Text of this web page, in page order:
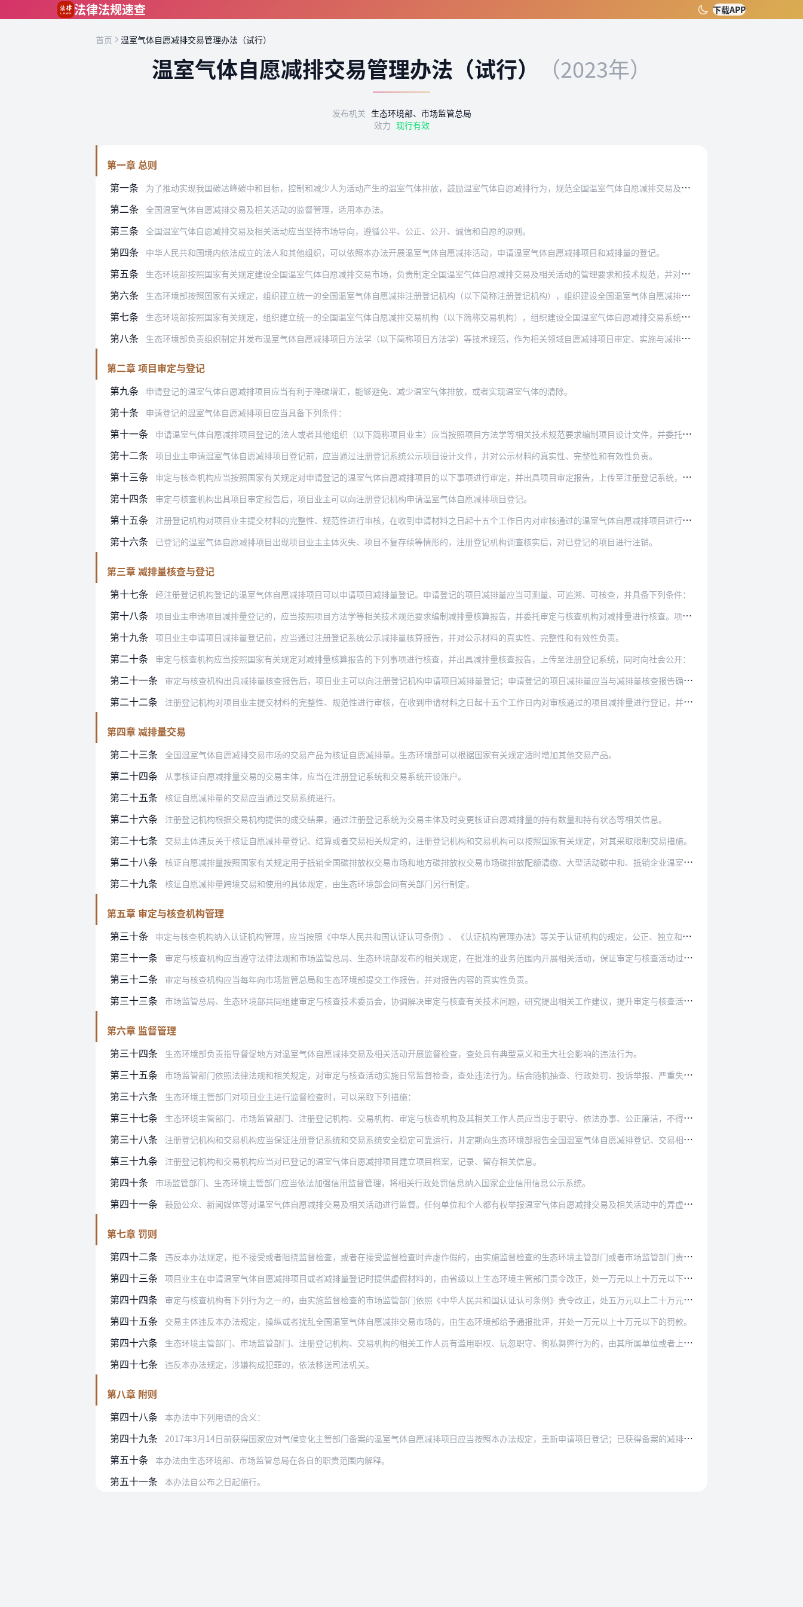
法律法规速查 下载APP
首页 温室气体自愿减排交易管理办法（试行）
温室气体自愿减排交易管理办法（试行） （2023年）
发布机关 生态环境部、市场监管总局
效力 现行有效
第一章 总则
第一条
为了推动实现我国碳达峰碳中和目标，控制和减少人为活动产生的温室气体排放，鼓励温室气体自愿减排行为，规范全国温室气体自愿减排交易及相关活动，根据党中央、国务院关于…
第二条 全国温室气体自愿减排交易及相关活动的监督管理，适用本办法。
第三条 全国温室气体自愿减排交易及相关活动应当坚持市场导向，遵循公平、公正、公开、诚信和自愿的原则。
第四条 中华人民共和国境内依法成立的法人和其他组织，可以依照本办法开展温室气体自愿减排活动，申请温室气体自愿减排项目和减排量的登记。
第五条 生态环境部按照国家有关规定建设全国温室气体自愿减排交易市场，负责制定全国温室气体自愿减排交易及相关活动的管理要求和技术规范，并对全国温室气体自愿减排交易及相关活…
第六条 生态环境部按照国家有关规定，组织建立统一的全国温室气体自愿减排注册登记机构（以下简称注册登记机构），组织建设全国温室气体自愿减排注册登记系统（以下简称注册登记系…
第七条 生态环境部按照国家有关规定，组织建立统一的全国温室气体自愿减排交易机构（以下简称交易机构），组织建设全国温室气体自愿减排交易系统（以下简称交易系统）。
第八条 生态环境部负责组织制定并发布温室气体自愿减排项目方法学（以下简称项目方法学）等技术规范，作为相关领域自愿减排项目审定、实施与减排量核算、核查的依据。
第二章 项目审定与登记
第九条
申请登记的温室气体自愿减排项目应当有利于降碳增汇，能够避免、减少温室气体排放，或者实现温室气体的清除。
第十条 申请登记的温室气体自愿减排项目应当具备下列条件：
第十一条 申请温室气体自愿减排项目登记的法人或者其他组织（以下简称项目业主）应当按照项目方法学等相关技术规范要求编制项目设计文件，并委托审定与核查机构对项目进行审定。
第十二条 项目业主申请温室气体自愿减排项目登记前，应当通过注册登记系统公示项目设计文件，并对公示材料的真实性、完整性和有效性负责。
第十三条 审定与核查机构应当按照国家有关规定对申请登记的温室气体自愿减排项目的以下事项进行审定，并出具项目审定报告，上传至注册登记系统，同时向社会公开：
第十四条 审定与核查机构出具项目审定报告后，项目业主可以向注册登记机构申请温室气体自愿减排项目登记。
第十五条 注册登记机构对项目业主提交材料的完整性、规范性进行审核，在收到申请材料之日起十五个工作日内对审核通过的温室气体自愿减排项目进行登记，并向社会公开项目登记情况以及…
第十六条 已登记的温室气体自愿减排项目出现项目业主主体灭失、项目不复存续等情形的，注册登记机构调查核实后，对已登记的项目进行注销。
第三章 减排量核查与登记
第十七条
经注册登记机构登记的温室气体自愿减排项目可以申请项目减排量登记。申请登记的项目减排量应当可测量、可追溯、可核查，并具备下列条件：
第十八条 项目业主申请项目减排量登记的，应当按照项目方法学等相关技术规范要求编制减排量核算报告，并委托审定与核查机构对减排量进行核查。项目业主不得委托负责项目审定的审定与…
第十九条 项目业主申请项目减排量登记前，应当通过注册登记系统公示减排量核算报告，并对公示材料的真实性、完整性和有效性负责。
第二十条 审定与核查机构应当按照国家有关规定对减排量核算报告的下列事项进行核查，并出具减排量核查报告，上传至注册登记系统，同时向社会公开：
第二十一条 审定与核查机构出具减排量核查报告后，项目业主可以向注册登记机构申请项目减排量登记；申请登记的项目减排量应当与减排量核查报告确定的减排量一致。
第二十二条 注册登记机构对项目业主提交材料的完整性、规范性进行审核，在收到申请材料之日起十五个工作日内对审核通过的项目减排量进行登记，并向社会公开减排量登记情况以及项目业主…
第四章 减排量交易
第二十三条
全国温室气体自愿减排交易市场的交易产品为核证自愿减排量。生态环境部可以根据国家有关规定适时增加其他交易产品。
第二十四条 从事核证自愿减排量交易的交易主体，应当在注册登记系统和交易系统开设账户。
第二十五条 核证自愿减排量的交易应当通过交易系统进行。
第二十六条 注册登记机构根据交易机构提供的成交结果，通过注册登记系统为交易主体及时变更核证自愿减排量的持有数量和持有状态等相关信息。
第二十七条 交易主体违反关于核证自愿减排量登记、结算或者交易相关规定的，注册登记机构和交易机构可以按照国家有关规定，对其采取限制交易措施。
第二十八条 核证自愿减排量按照国家有关规定用于抵销全国碳排放权交易市场和地方碳排放权交易市场碳排放配额清缴、大型活动碳中和、抵销企业温室气体排放等用途的，应当在注册登记系统…
第二十九条 核证自愿减排量跨境交易和使用的具体规定，由生态环境部会同有关部门另行制定。
第五章 审定与核查机构管理
第三十条
审定与核查机构纳入认证机构管理，应当按照《中华人民共和国认证认可条例》、《认证机构管理办法》等关于认证机构的规定，公正、独立和有效地从事审定与核查活动。
第三十一条 审定与核查机构应当遵守法律法规和市场监管总局、生态环境部发布的相关规定，在批准的业务范围内开展相关活动，保证审定与核查活动过程的完整、客观、真实，并做出完整记录…
第三十二条 审定与核查机构应当每年向市场监管总局和生态环境部提交工作报告，并对报告内容的真实性负责。
第三十三条 市场监管总局、生态环境部共同组建审定与核查技术委员会，协调解决审定与核查有关技术问题，研究提出相关工作建议，提升审定与核查活动的一致性、科学性和合理性，为审定与…
第六章 监督管理
第三十四条
生态环境部负责指导督促地方对温室气体自愿减排交易及相关活动开展监督检查，查处具有典型意义和重大社会影响的违法行为。
第三十五条 市场监管部门依照法律法规和相关规定，对审定与核查活动实施日常监督检查，查处违法行为。结合随机抽查、行政处罚、投诉举报、严重失信名单以及大数据分析等信息，对审定与…
第三十六条 生态环境主管部门对项目业主进行监督检查时，可以采取下列措施：
第三十七条 生态环境主管部门、市场监管部门、注册登记机构、交易机构、审定与核查机构及其相关工作人员应当忠于职守、依法办事、公正廉洁，不得利用职务便利牟取不正当利益，不得参与…
第三十八条 注册登记机构和交易机构应当保证注册登记系统和交易系统安全稳定可靠运行，并定期向生态环境部报告全国温室气体自愿减排登记、交易相关活动和机构运行情况，及时报告对温室…
第三十九条 注册登记机构和交易机构应当对已登记的温室气体自愿减排项目建立项目档案，记录、留存相关信息。
第四十条 市场监管部门、生态环境主管部门应当依法加强信用监督管理，将相关行政处罚信息纳入国家企业信用信息公示系统。
第四十一条 鼓励公众、新闻媒体等对温室气体自愿减排交易及相关活动进行监督。任何单位和个人都有权举报温室气体自愿减排交易及相关活动中的弄虚作假等违法行为。
第七章 罚则
第四十二条
违反本办法规定，拒不接受或者阻挠监督检查，或者在接受监督检查时弄虚作假的，由实施监督检查的生态环境主管部门或者市场监管部门责令改正，可以处一万元以上十万元以下的…
第四十三条 项目业主在申请温室气体自愿减排项目或者减排量登记时提供虚假材料的，由省级以上生态环境主管部门责令改正，处一万元以上十万元以下的罚款；存在篡改、伪造数据等故意弄虚…
第四十四条 审定与核查机构有下列行为之一的，由实施监督检查的市场监管部门依照《中华人民共和国认证认可条例》责令改正，处五万元以上二十万元以下的罚款，有违法所得的，没收违法所…
第四十五条 交易主体违反本办法规定，操纵或者扰乱全国温室气体自愿减排交易市场的，由生态环境部给予通报批评，并处一万元以上十万元以下的罚款。
第四十六条 生态环境主管部门、市场监管部门、注册登记机构、交易机构的相关工作人员有滥用职权、玩忽职守、徇私舞弊行为的，由其所属单位或者上级行政机关责令改正并依法予以处分。
第四十七条 违反本办法规定，涉嫌构成犯罪的，依法移送司法机关。
第八章 附则
第四十八条
本办法中下列用语的含义：
第四十九条 2017年3月14日前获得国家应对气候变化主管部门备案的温室气体自愿减排项目应当按照本办法规定，重新申请项目登记；已获得备案的减排量可以按照国家有关规定继续使用…
第五十条 本办法由生态环境部、市场监管总局在各自的职责范围内解释。
第五十一条 本办法自公布之日起施行。